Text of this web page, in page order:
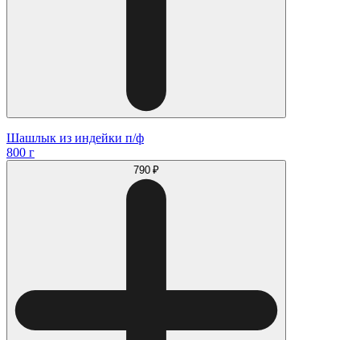
Шашлык из индейки п/ф
800 г
790 ₽